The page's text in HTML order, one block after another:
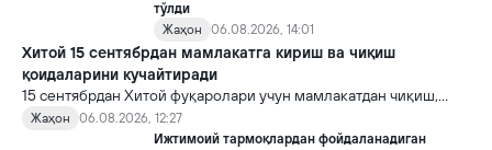
тўлди
Жаҳон
06.08.2026, 14:01
Хитой 15 сентябрдан мамлакатга кириш ва чиқиш
қоидаларини кучайтиради
15 сентябрдан Хитой фуқаролари учун мамлакатдан чиқиш,
хорижликлар учун эса Хитойга кириш тартиби бўйича янги
қоидалар кучга киради.
Жаҳон
06.08.2026, 12:27
Ижтимоий тармоқлардан фойдаланадиган